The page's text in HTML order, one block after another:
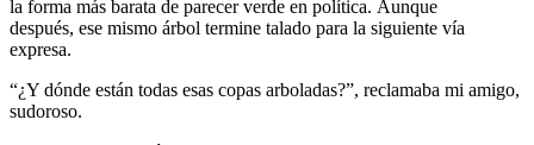
la forma más barata de parecer verde en política. Aunque
después, ese mismo árbol termine talado para la siguiente vía
expresa.
“¿Y dónde están todas esas copas arboladas?”, reclamaba mi amigo,
sudoroso.